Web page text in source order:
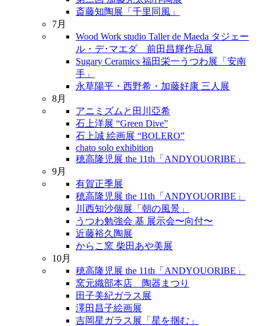
斎藤知陶展「千里同風」
7月
Wood Work studio Taller de Maeda タジェー
ル・デ･マエダ 前田昌輝作品展
Sugary Ceramics 福田栄一うつわ展「安南
手」
永草陽平・西野希・加藤好康 三人展
8月
アニミズムと田川亞希
石上洋展 “Green Dive”
石上誠 絵画展 “BOLERO”
chato solo exhibition
穂高隆児展 the 11th「ANDYOUORIBE」
9月
有賀正季展
穂高隆児展 the 11th「ANDYOUORIBE」
川西知沙個展「朝の風景」
うつわ勉強会 基 展示会〜向付〜
近藤裕久陶展
からこ窯 柴田あや美展
10月
穂高隆児展 the 11th「ANDYOUORIBE」
窯元織部本店 陶器まつり
田子美紀ガラス展
澤田昌子絵画展
吉岡星ガラス展「星を掴む」